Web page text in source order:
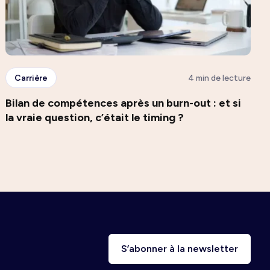
Carrière 4 min de lecture
Bilan de compétences après un burn-out : et si
la vraie question, c’était le timing ?
S’abonner à la newsletter